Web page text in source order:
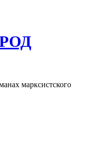
марксистского